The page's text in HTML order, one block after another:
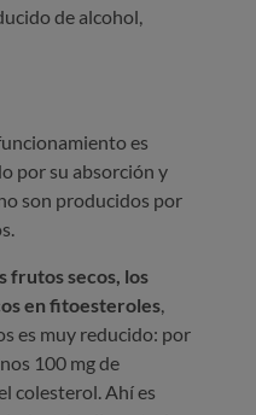
de alcohol,
es
por su absorción y
son producidos por
frutos secos, los
en fitoesteroles,
es muy reducido: por
100 mg de
colesterol. Ahí es